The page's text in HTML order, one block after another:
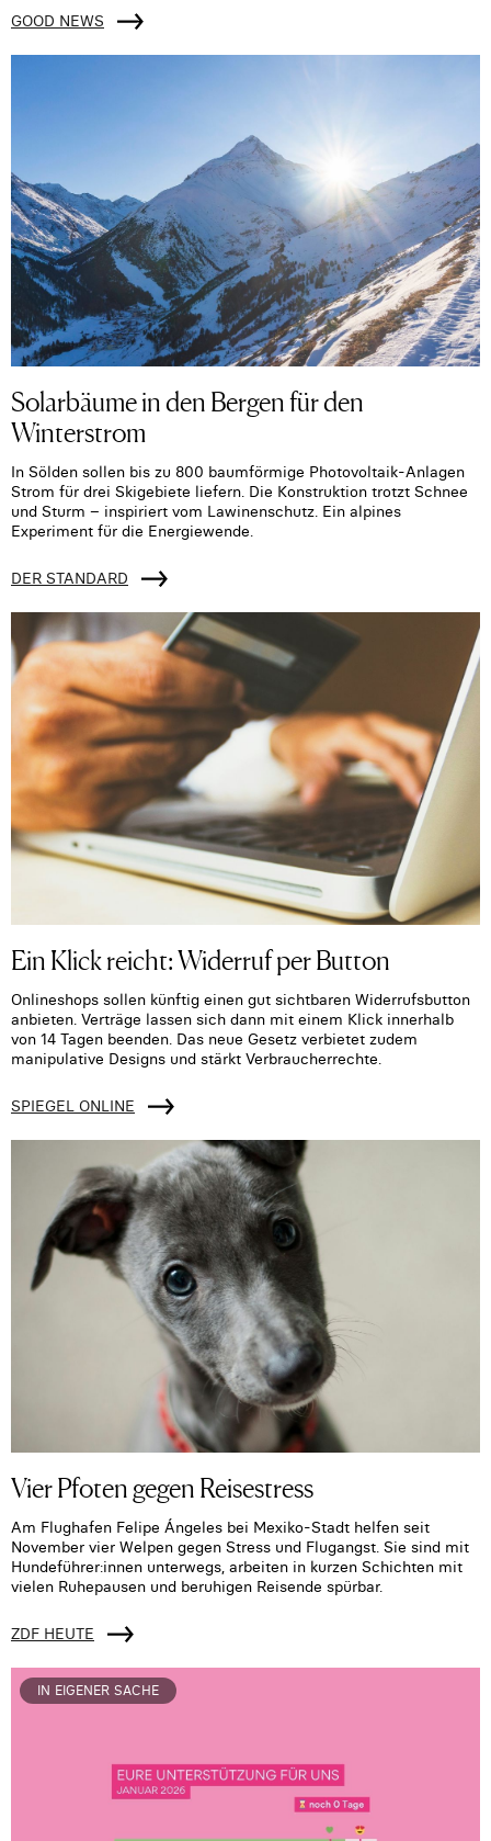
GOOD NEWS
Solarbäume in den Bergen für den
Winterstrom
In Sölden sollen bis zu 800 baumförmige Photovoltaik-Anlagen
Strom für drei Skigebiete liefern. Die Konstruktion trotzt Schnee
und Sturm – inspiriert vom Lawinenschutz. Ein alpines
Experiment für die Energiewende.
DER STANDARD
Ein Klick reicht: Widerruf per Button
Onlineshops sollen künftig einen gut sichtbaren Widerrufsbutton
anbieten. Verträge lassen sich dann mit einem Klick innerhalb
von 14 Tagen beenden. Das neue Gesetz verbietet zudem
manipulative Designs und stärkt Verbraucherrechte.
SPIEGEL ONLINE
Vier Pfoten gegen Reisestress
Am Flughafen Felipe Ángeles bei Mexiko-Stadt helfen seit
November vier Welpen gegen Stress und Flugangst. Sie sind mit
Hundeführer:innen unterwegs, arbeiten in kurzen Schichten mit
vielen Ruhepausen und beruhigen Reisende spürbar.
ZDF HEUTE
IN EIGENER SACHE